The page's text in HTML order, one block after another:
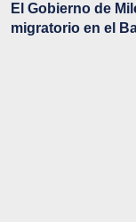
El Gobierno de
migratorio en el